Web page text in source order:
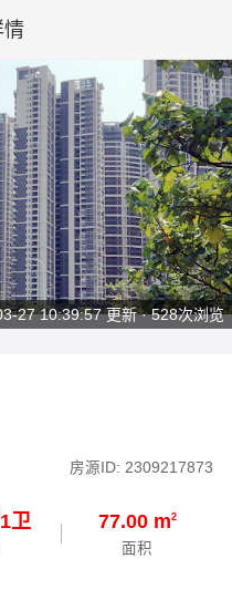
情
房源ID: 2309217873
1卫 77.00 m2
面积
27 10:39:57更新 · 528次浏览